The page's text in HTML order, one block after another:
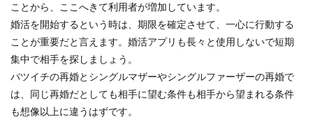
ことから、ここへきて利用者が増加しています。
婚活を開始するという時は、期限を確定させて、一心に行動する
ことが重要だと言えます。婚活アプリも長々と使用しないで短期
集中で相手を探しましょう。
バツイチの再婚とシングルマザーやシングルファーザーの再婚で
は、同じ再婚だとしても相手に望む条件も相手から望まれる条件
も想像以上に違うはずです。